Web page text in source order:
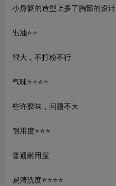
小身躯的造型上多了胸部的设计
出油⭐️⭐️
很大，不打粉不行
气味⭐️⭐️⭐️⭐️
些许胶味，问题不大
耐用度⭐️⭐️⭐️
普通耐用度
易清洗度⭐️⭐️⭐️⭐️